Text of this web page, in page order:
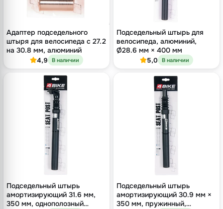
Адаптер подседельного
штыря для велосипеда с 27.2
на 30.8 мм, алюминий
4,9 В наличии
Подседельный штырь для
велосипеда, алюминий,
Ø28.6 мм × 400 мм
5,0 В наличии
Подседельный штырь
амортизирующий 31.6 мм,
350 мм, однополозный
Подседельный штырь
амортизирующий 30.9 мм ×
350 мм, пружинный,